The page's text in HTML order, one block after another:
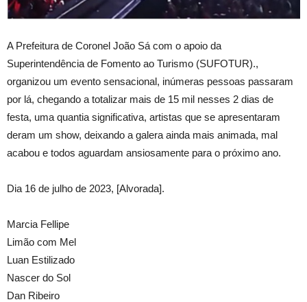
A Prefeitura de Coronel João Sá com o apoio da
Superintendência de Fomento ao Turismo (SUFOTUR).,
organizou um evento sensacional, inúmeras pessoas passaram
por lá, chegando a totalizar mais de 15 mil nesses 2 dias de
festa, uma quantia significativa, artistas que se apresentaram
deram um show, deixando a galera ainda mais animada, mal
acabou e todos aguardam ansiosamente para o próximo ano.
Dia 16 de julho de 2023, [Alvorada].
Marcia Fellipe
Limão com Mel
Luan Estilizado
Nascer do Sol
Dan Ribeiro